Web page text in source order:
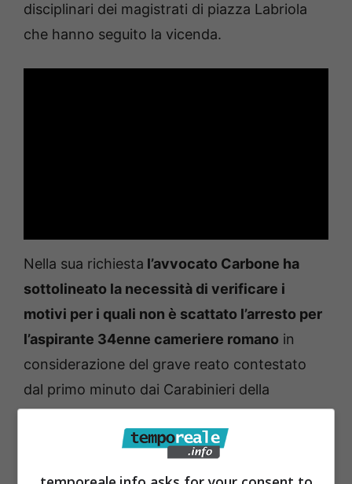
disciplinari dei magistrati di piazza Labriola
che hanno seguito la vicenda.
Nella sua richiesta l’avvocato Carbone ha
sottolineato la necessità di verificare i
motivi per i quali non è scattato l’arresto per
l’aspirante 34enne cameriere romano in
considerazione del grave reato contestato
dal primo minuto dai Carabinieri della
Compagnia di Formia e della Stazione di
la violenza sessuale su una